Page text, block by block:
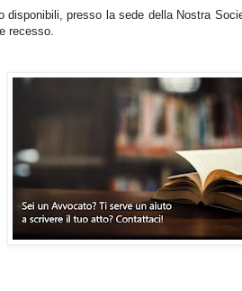
disponibili, presso la sede della Nostra
recesso.